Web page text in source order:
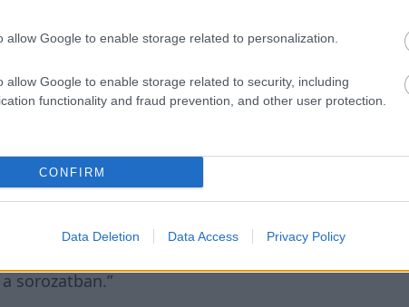
allow Google to enable storage related to personalization.
allow Google to enable storage related to security, including
functionality and fraud prevention, and other user protection.
CONFIRM
Data Deletion Data Access Privacy Policy
F1-es versenyért, de biztosan többet, mint
sorozatnak köszönhetően, és számos
sorozatban.”